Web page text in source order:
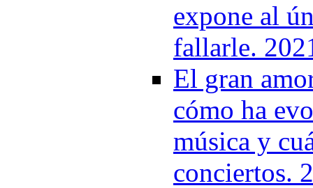
expone al
fallarle.
El gran
cómo ha
música y
conciertos.